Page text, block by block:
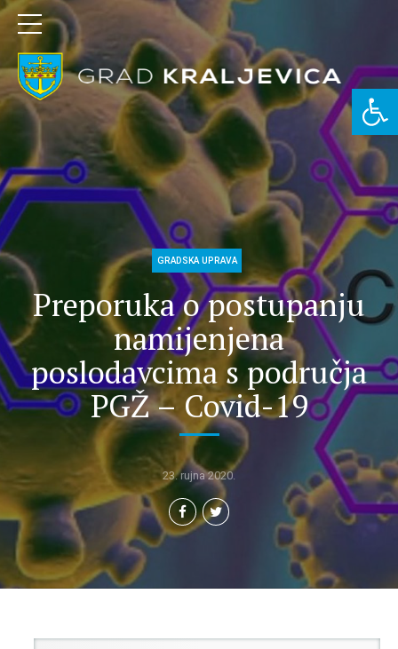
GRADSKA UPRAVA
Preporuka o postupanju
namijenjena
poslodavcima s područja
PGŽ – Covid-19
23. rujna 2020.